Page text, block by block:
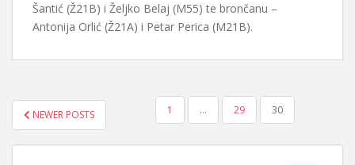
Šantić (Ž21B) i Željko Belaj (M55) te brončanu –
Antonija Orlić (Ž21A) i Petar Perica (M21B).
BROJEVI
STRANICA
OBJAVA
NEWER POSTS 1 … 29 30